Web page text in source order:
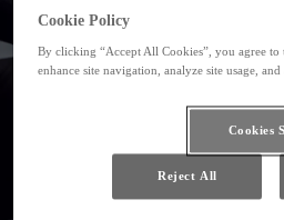
Cookie Policy
By clicking “Accept All Cookies”, you agree
enhance site navigation, analyze site usage,
Cookies
Reject All